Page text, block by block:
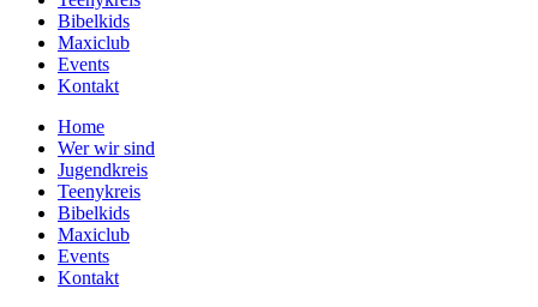
Bibelkids
Maxiclub
Events
Kontakt
Home
Wer wir sind
Jugendkreis
Teenykreis
Bibelkids
Maxiclub
Events
Kontakt